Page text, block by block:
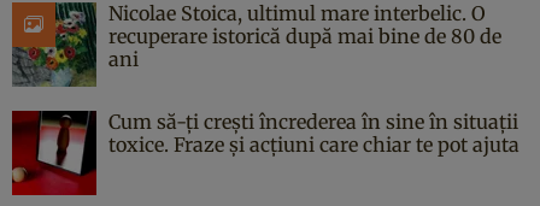
Nicolae Stoica, ultimul mare interbelic. O
recuperare istorică după mai bine de 80 de
ani
Cum să-ți crești încrederea în sine în situații
toxice. Fraze și acțiuni care chiar te pot ajuta